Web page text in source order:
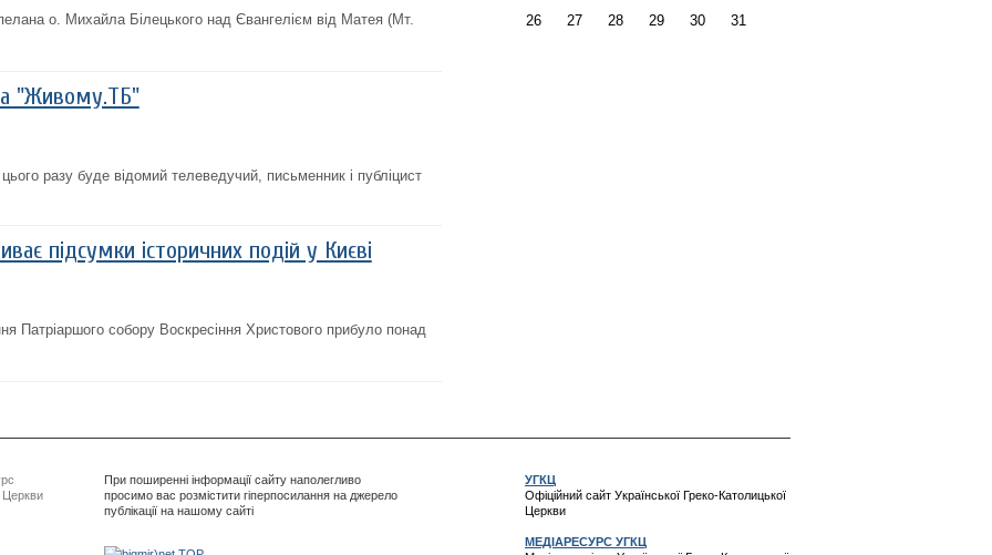
о. Михайла Білецького над Євангелієм від Матея (Мт.
"Живому.ТБ"
разу буде відомий телеведучий, письменник і публіцист
підсумки історичних подій у Києві
Патріаршого собору Воскресіння Христового прибуло понад
26 27 28 29 30 31
Церкви
При поширенні інформації сайту наполегливо
просимо вас розмістити гіперпосилання на джерело
публікації на нашому сайті
УГКЦ
Офіційний сайт Української Греко-Католицької
Церкви
МЕДІАРЕСУРС УГКЦ